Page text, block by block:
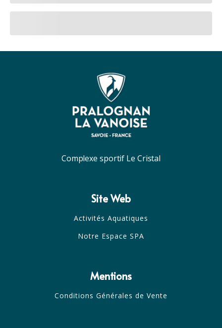
Complexe sportif Le Cristal
Site Web
Activités Aquatiques
Notre Espace SPA
Mentions
Conditions Générales de Vente